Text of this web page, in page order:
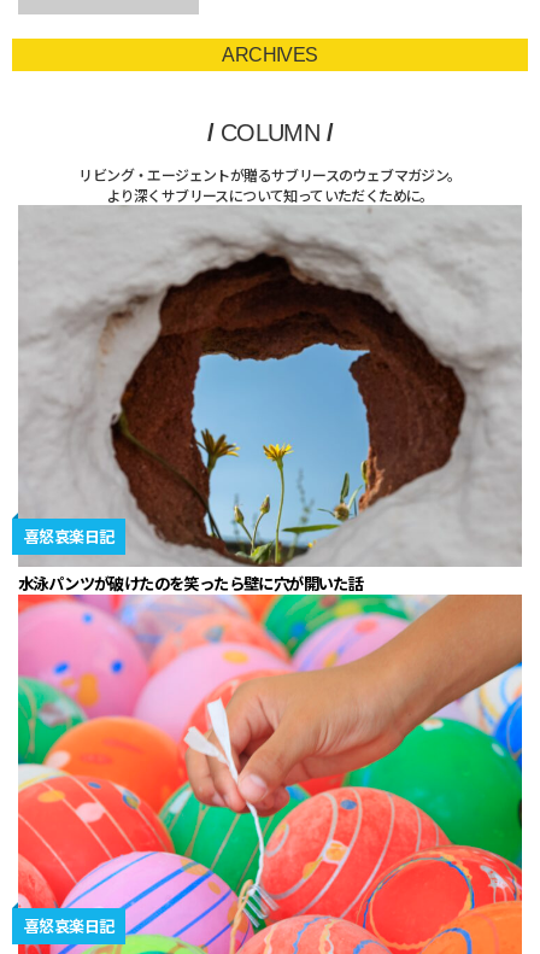
ARCHIVES
/ COLUMN /
リビング・エージェントが贈るサブリースのウェブマガジン。
より深くサブリースについて知っていただくために。
喜怒哀楽日記
水泳パンツが破けたのを笑ったら壁に穴が開いた話
喜怒哀楽日記